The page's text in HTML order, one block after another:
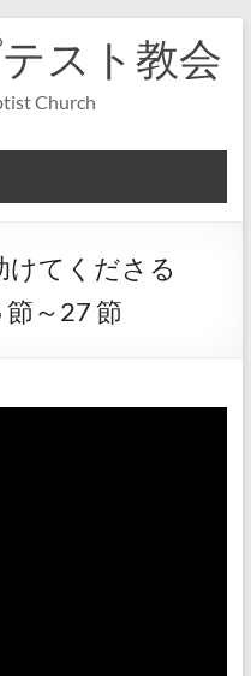
スト教会
Church
けてくださる
～27 節